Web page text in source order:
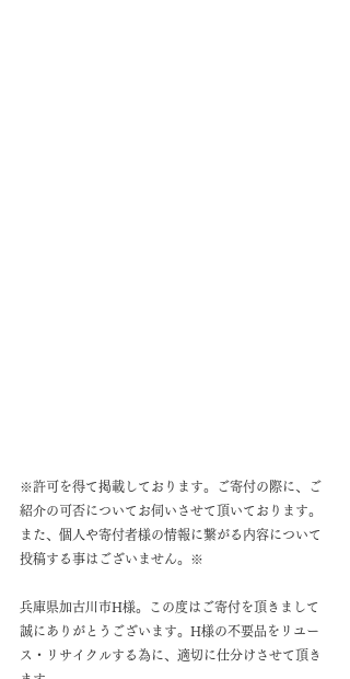
※許可を得て掲載しております。ご寄付の際に、ご
紹介の可否についてお伺いさせて頂いております。
また、個人や寄付者様の情報に繋がる内容について
投稿する事はございません。※
兵庫県加古川市H様。この度はご寄付を頂きまして
誠にありがとうございます。H様の不要品をリユー
ス・リサイクルする為に、適切に仕分けさせて頂き